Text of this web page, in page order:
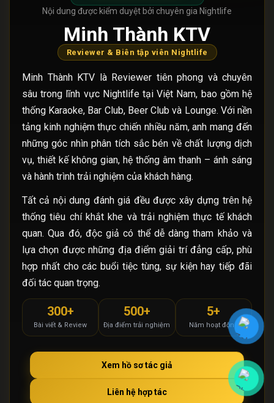
Nội dung được kiểm duyệt bởi chuyên gia Nightlife
Minh Thành KTV
Reviewer & Biên tập viên Nightlife
Minh Thành KTV là Reviewer tiên phong và chuyên
sâu trong lĩnh vực Nightlife tại Việt Nam, bao gồm hệ
thống Karaoke, Bar Club, Beer Club và Lounge. Với nền
tảng kinh nghiệm thực chiến nhiều năm, anh mang đến
những góc nhìn phân tích sắc bén về chất lượng dịch
vụ, thiết kế không gian, hệ thống âm thanh – ánh sáng
và hành trình trải nghiệm của khách hàng.
Tất cả nội dung đánh giá đều được xây dựng trên hệ
thống tiêu chí khắt khe và trải nghiệm thực tế khách
quan. Qua đó, độc giả có thể dễ dàng tham khảo và
lựa chọn được những địa điểm giải trí đẳng cấp, phù
hợp nhất cho các buổi tiệc tùng, sự kiện hay tiếp đãi
đối tác quan trọng.
300+
Bài viết & Review
500+
Địa điểm trải nghiệm
5+
Năm hoạt động
Xem hồ sơ tác giả
Liên hệ hợp tác